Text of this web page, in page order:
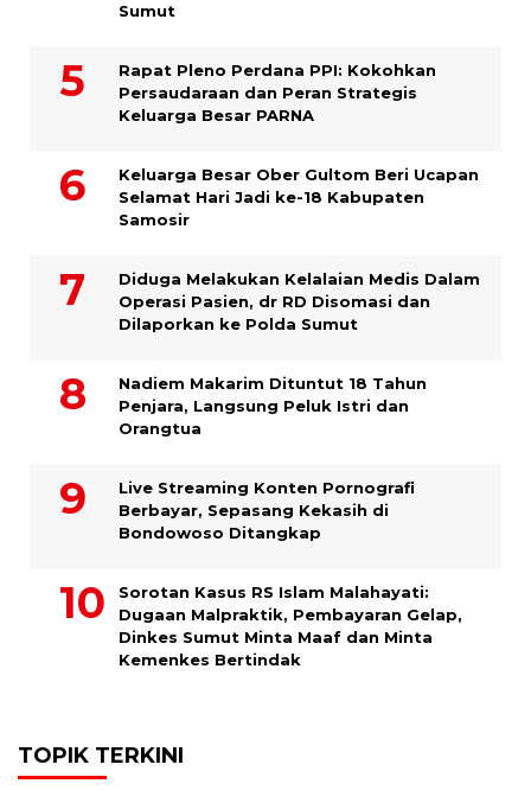
Sumut
Rapat Pleno Perdana PPI: Kokohkan
Persaudaraan dan Peran Strategis
Keluarga Besar PARNA
Keluarga Besar Ober Gultom Beri Ucapan
Selamat Hari Jadi ke-18 Kabupaten
Samosir
Diduga Melakukan Kelalaian Medis Dalam
Operasi Pasien, dr RD Disomasi dan
Dilaporkan ke Polda Sumut
​Nadiem Makarim Dituntut 18 Tahun
Penjara, Langsung Peluk Istri dan
Orangtua
Live Streaming Konten Pornografi
Berbayar, Sepasang Kekasih di
Bondowoso Ditangkap
Sorotan Kasus RS Islam Malahayati:
Dugaan Malpraktik, Pembayaran Gelap,
Dinkes Sumut Minta Maaf dan Minta
Kemenkes Bertindak
TOPIK TERKINI